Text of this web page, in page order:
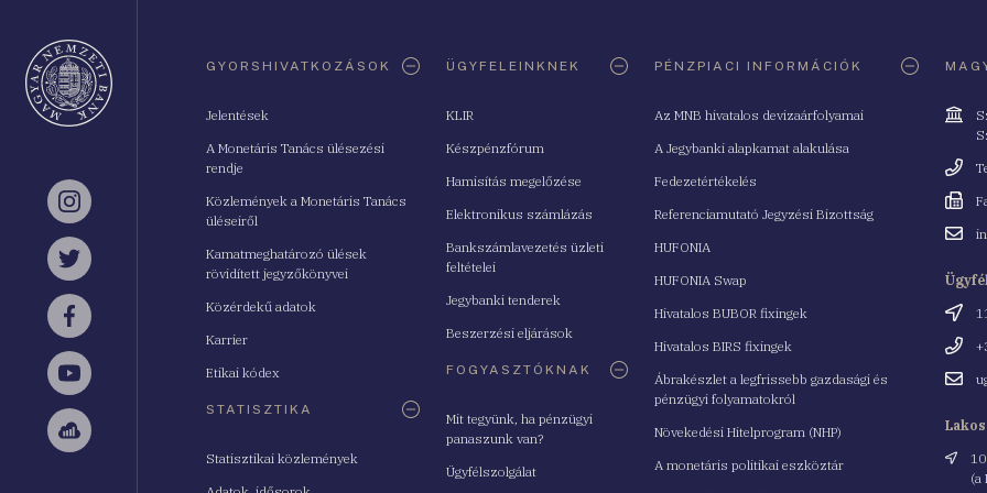
Instagram
Twitter
Facebook
YouTube
Sellsy
GYORSHIVATKOZÁSOK
Jelentések
A Monetáris Tanács ülésezési
rendje
Közlemények a Monetáris Tanács
üléseiről
Kamatmeghatározó ülések
rövidített jegyzőkönyvei
Közérdekű adatok
Karrier
Etikai kódex
STATISZTIKA
Statisztikai közlemények
ÜGYFELEINKNEK
KLIR
Készpénzfórum
Hamisítás megelőzése
Elektronikus számlázás
Bankszámlavezetés üzleti
feltételei
Jegybanki tenderek
Beszerzési eljárások
FOGYASZTÓKNAK
Mit tegyünk, ha pénzügyi
panaszunk van?
Ügyfélszolgálat
PÉNZPIACI INFORMÁCIÓK
Az MNB hivatalos devizaárfolyamai
A Jegybanki alapkamat alakulása
Fedezetértékelés
Referenciamutató Jegyzési Bizottság
HUFONIA
HUFONIA Swap
Hivatalos BUBOR fixingek
Hivatalos BIRS fixingek
Ábrakészlet a legfrissebb gazdasági és
pénzügyi folyamatokról
Növekedési Hitelprogram (NHP)
A monetáris politikai eszköztár
Cím
Fax
Email
Cím
Email
Cím
(a